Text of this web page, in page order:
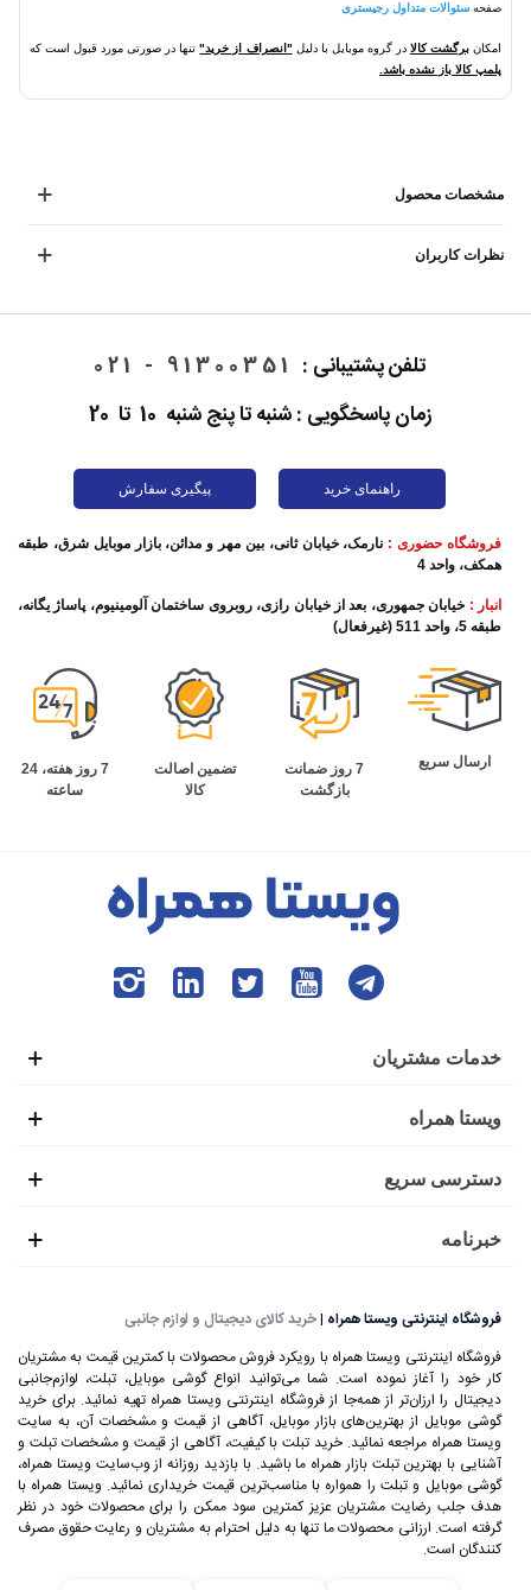
صفحه سئوالات متداول رجیستری
امکانبرگشت کالا در گروه موبایل با دلیل "انصراف از خرید"تنها در صورتی مورد قبول است که
پلمپ کالا باز نشده باشد.
مشخصات محصول
نظرات کاربران
تلفن پشتیبانی : 91300351 - 021
زمان پاسخگویی : شنبه تا پنج شنبه 10 تا 20
راهنمای خرید پیگیری سفارش
فروشگاه حضوری : نارمک، خیابان ثانی، بین مهر و مدائن، بازار موبایل شرق، طبقه
همکف، واحد 4
انبار : خیابان جمهوری، بعد از خیابان رازی، روبروی ساختمان آلومینیوم، پاساژ یگانه،
طبقه 5، واحد 511 (غیرفعال)
ارسال سریع
7 روز ضمانت
بازگشت
تضمین اصالت
کالا
7 روز هفته، 24
ساعته
خدمات مشتریان
ویستا همراه
دسترسی سریع
خبرنامه
فروشگاه اینترنتی ویستا همراه |خرید کالای دیجیتال و لوازم جانبی
فروشگاه اینترنتی ویستا همراه با رویکرد فروش محصولات با کمترین قیمت به مشتریان
کار خود را آغاز نموده است. شما می‌توانید انواع گوشی موبایل، تبلت، لوازم‌جانبی
دیجیتال را ارزان‌تر از همه‌جا از فروشگاه اینترنتی ویستا همراه تهیه نمائید. برای خرید
گوشی موبایل از بهترین‌های بازار موبایل، آگاهی از قیمت و مشخصات آن، به ‌سایت
ویستا همراه مراجعه نمائید. خرید تبلت با کیفیت، آگاهی از قیمت و مشخصات تبلت و
آشنایی با بهترین تبلت بازار همراه ما باشید. با بازدید روزانه از وب‌سایت ویستا همراه،
گوشی موبایل و تبلت را همواره با مناسب‌ترین قیمت خریداری نمائید. ویستا همراه با
هدف جلب رضایت مشتریان عزیز کمترین سود ممکن را برای محصولات خود در نظر
گرفته است. ارزانی محصولات ما تنها به دلیل احترام به مشتریان و رعایت حقوق مصرف
کنندگان است.